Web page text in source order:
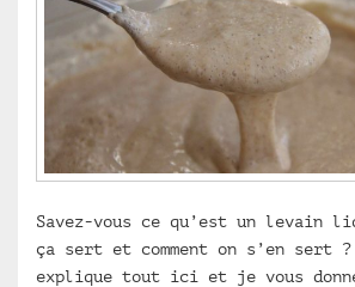
Savez-vous ce qu’est un levain
ça sert et comment on s’en sert ?
explique tout ici et je vous